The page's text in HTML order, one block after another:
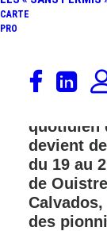
CARTE
PRO
Malus
quotidien
devient
du 19 au
de
des